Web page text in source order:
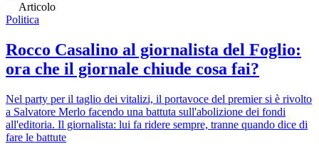
Articolo
Politica
Rocco Casalino al giornalista del Foglio:
ora che il giornale chiude cosa fai?
Nel party per il taglio dei vitalizi, il portavoce del premier si è rivolto
a Salvatore Merlo facendo una battuta sull'abolizione dei fondi
all'editoria. Il giornalista: lui fa ridere sempre, tranne quando dice di
fare le battute